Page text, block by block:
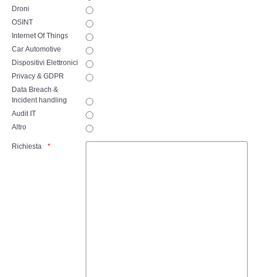
Copia/Acquisizione Forense Web
Indagini persone scomparse
Remote Digital Forensics
Acquisizione Forense remota
Sblocco PIN Smartphone
Droni
OSINT
Internet Of Things
Car Automotive
Dispositivi Elettronici
Privacy & GDPR
Data Breach &
Incident handling
Audit IT
Altro
Richiesta